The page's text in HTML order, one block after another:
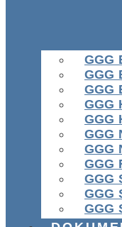
GGG
GGG
GGG
GGG
GGG
GGG
GGG
GGG
GGG
GGG
GGG